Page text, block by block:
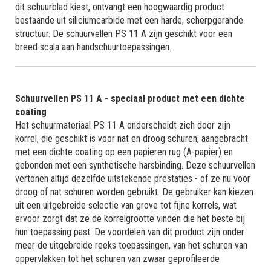
dit schuurblad kiest, ontvangt een hoogwaardig product
bestaande uit siliciumcarbide met een harde, scherpgerande
structuur. De schuurvellen PS 11 A zijn geschikt voor een
breed scala aan handschuurtoepassingen.
Schuurvellen PS 11 A - speciaal product met een dichte
coating
Het schuurmateriaal PS 11 A onderscheidt zich door zijn
korrel, die geschikt is voor nat en droog schuren, aangebracht
met een dichte coating op een papieren rug (A-papier) en
gebonden met een synthetische harsbinding. Deze schuurvellen
vertonen altijd dezelfde uitstekende prestaties - of ze nu voor
droog of nat schuren worden gebruikt. De gebruiker kan kiezen
uit een uitgebreide selectie van grove tot fijne korrels, wat
ervoor zorgt dat ze de korrelgrootte vinden die het beste bij
hun toepassing past. De voordelen van dit product zijn onder
meer de uitgebreide reeks toepassingen, van het schuren van
oppervlakken tot het schuren van zwaar geprofileerde